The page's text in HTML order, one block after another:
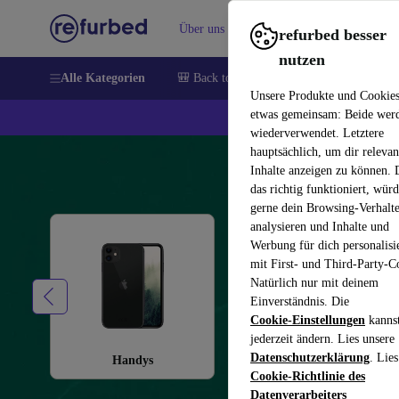
refurbed besser
nutzen
Unsere Produkte und
etwas gemeinsam: Beide
wiederverwendet. Letztere
hauptsächlich, um dir
Inhalte anzeigen zu können.
das richtig funktioniert,
gerne dein Browsing-
analysieren und Inhalte und
Werbung für dich
mit First- und Third-Party-
Natürlich nur mit deinem
Einverständnis. Die
Cookie-Einstellungen
jederzeit ändern. Lies unsere
Datenschutzerklärung.
Cookie-Richtlinie des
Datenverarbeiters
Über uns Verkaufen Hilfe
Alle Kategorien 🎒 Back to school
💰
Handys Laptops